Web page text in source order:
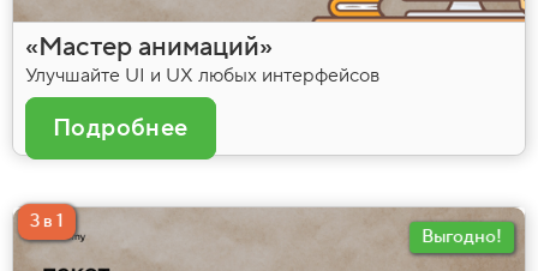
«Мастер анимаций»
Улучшайте UI и UX любых интерфейсов
Подробнее
3 в 1
Выгодно!